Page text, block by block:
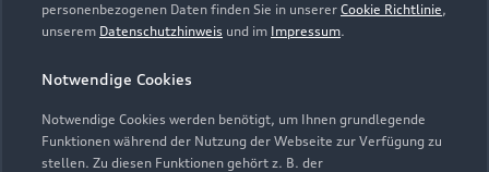
personenbezogenen Daten finden Sie in unserer Cookie Richtlinie,
unserem Datenschutzhinweis und im Impressum.
Notwendige Cookies
Notwendige Cookies werden benötigt, um Ihnen grundlegende
Funktionen während der Nutzung der Webseite zur Verfügung zu
stellen. Zu diesen Funktionen gehört z. B. der
Zurück nach oben